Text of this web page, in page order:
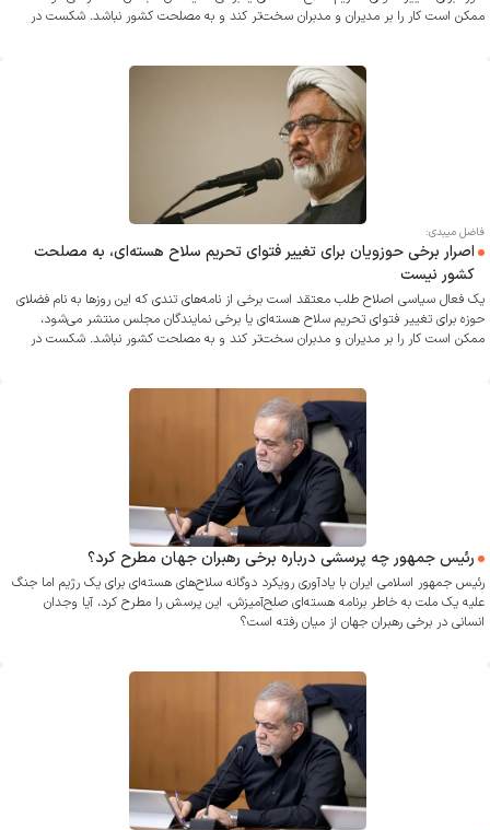
ممکن است کار را بر مدیران و مدبران سخت‌تر کند و به مصلحت کشور نباشد. شکست در
فاضل میبدی:
اصرار برخی حوزویان برای تغییر فتوای تحریم سلاح هسته‌ای، به مصلحت
کشور نیست
یک فعال سیاسی اصلاح طلب معتقد است برخی از نامه‌های تندی که این روزها به نام فضلای
حوزه برای تغییر فتوای تحریم سلاح هسته‌ای یا برخی نمایندگان مجلس منتشر می‌شود،
ممکن است کار را بر مدیران و مدبران سخت‌تر کند و به مصلحت کشور نباشد. شکست در
رئیس جمهور چه پرسشی درباره برخی رهبران جهان مطرح کرد؟
رئیس جمهور اسلامی ایران با یادآوری رویکرد دوگانه سلاح‌های هسته‌ای برای یک رژیم اما جنگ
علیه یک ملت به‌ خاطر برنامه هسته‌ای صلح‌آمیزش، این پرسش را مطرح کرد، آیا وجدان
انسانی در برخی رهبران جهان از میان رفته است؟